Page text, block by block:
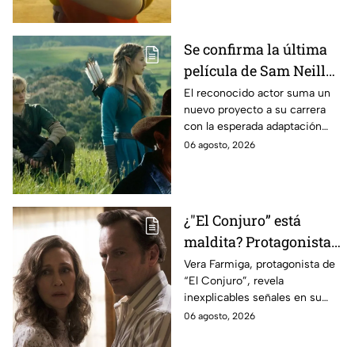
Se confirma la última
película de Sam Neill
antes de morir: esto es
lo que se sabe hasta
ahora
El reconocido actor suma un
nuevo proyecto a su carrera
con la esperada adaptación
cinematográfica del popular
06 agosto, 2026
¿"El Conjuro” está
maldita? Protagonista
revela INQUIETANTES
señales en su cuerpo
durante la grabación de
la película
Vera Farmiga, protagonista de
“El Conjuro”, revela
inexplicables señales en su
cuerpo durante el rodaje de la
06 agosto, 2026